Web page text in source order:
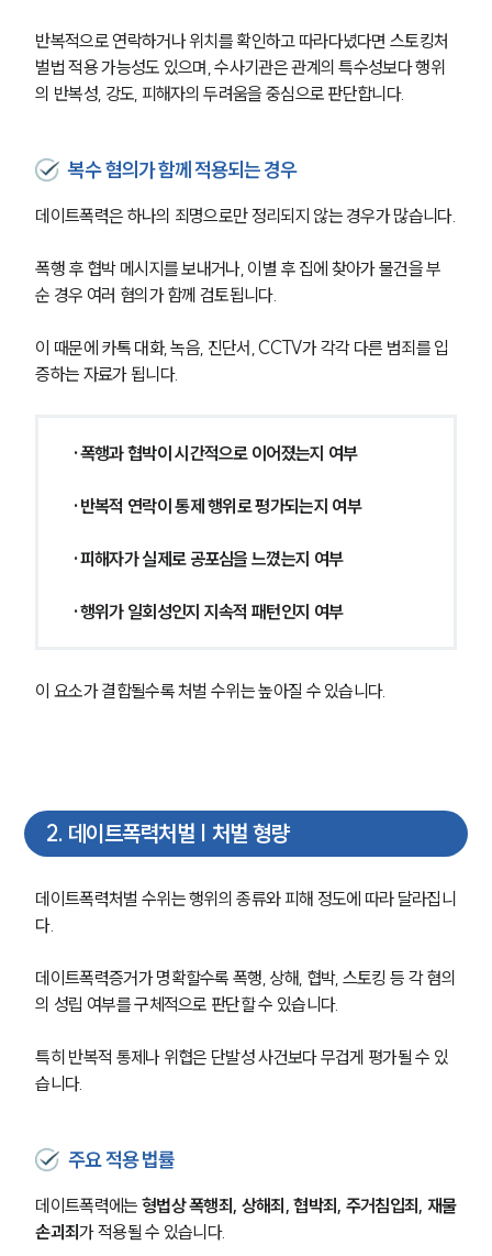
반복적으로 연락하거나 위치를 확인하고 따라다녔다면 스토킹처
벌법 적용 가능성도 있으며, 수사기관은 관계의 특수성보다 행위
의 반복성, 강도, 피해자의 두려움을 중심으로 판단합니다.
복수 혐의가 함께 적용되는 경우
데이트폭력은 하나의 죄명으로만 정리되지 않는 경우가 많습니다.
폭행 후 협박 메시지를 보내거나, 이별 후 집에 찾아가 물건을 부
순 경우 여러 혐의가 함께 검토됩니다.
이 때문에 카톡 대화, 녹음, 진단서, CCTV가 각각 다른 범죄를 입
증하는 자료가 됩니다.
·폭행과 협박이 시간적으로 이어졌는지 여부
·반복적 연락이 통제 행위로 평가되는지 여부
·피해자가 실제로 공포심을 느꼈는지 여부
·행위가 일회성인지 지속적 패턴인지 여부
이 요소가 결합될수록 처벌 수위는 높아질 수 있습니다.
2. 데이트폭력처벌 | 처벌 형량
데이트폭력처벌 수위는 행위의 종류와 피해 정도에 따라 달라집니
다.
데이트폭력증거가 명확할수록 폭행, 상해, 협박, 스토킹 등 각 혐의
의 성립 여부를 구체적으로 판단할 수 있습니다.
특히 반복적 통제나 위협은 단발성 사건보다 무겁게 평가될 수 있
습니다.
주요 적용 법률
데이트폭력에는 형법상 폭행죄, 상해죄, 협박죄, 주거침입죄, 재물
손괴죄가 적용될 수 있습니다.